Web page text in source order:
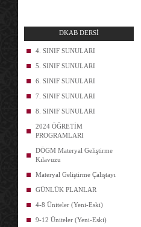
DKAB DERSİ
4. SINIF SUNULARI
5. SINIF SUNULARI
6. SINIF SUNULARI
7. SINIF SUNULARI
8. SINIF SUNULARI
2024 ÖĞRETİM
PROGRAMLARI
DÖGM Materyal Geliştirme
Kılavuzu
Materyal Geliştirme Çalıştayı
GÜNLÜK PLANLAR
4-8 Üniteler (Yeni-Eski)
9-12 Üniteler (Yeni-Eski)